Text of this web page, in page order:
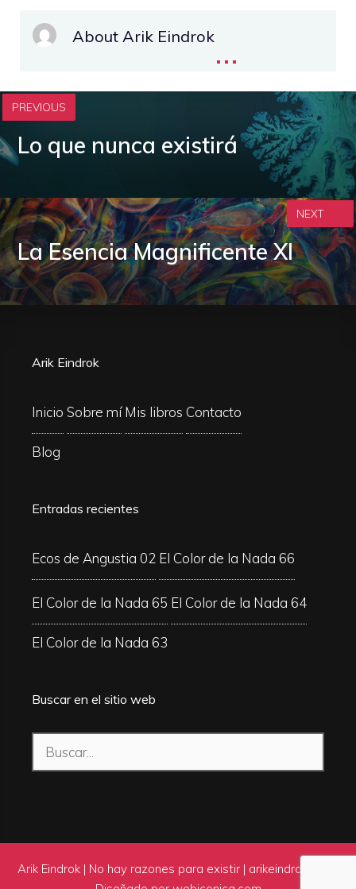
About Arik Eindrok...
PREVIOUS
Lo que nunca existirá
La Esencia Magnificente XI
NEXT
Arik Eindrok
Inicio Sobre mí Mis libros Contacto
Blog
Entradas recientes
Ecos de Angustia 02 El Color de la Nada 66
El Color de la Nada 65 El Color de la Nada 64
El Color de la Nada 63
Buscar en el sitio web
Arik Eindrok | No hay razones para existir | arikeindrok.com